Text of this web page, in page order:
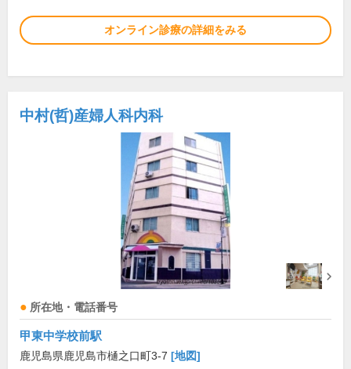
オンライン診療の詳細をみる
中村(哲)産婦人科内科
所在地・電話番号
甲東中学校前駅
鹿児島県鹿児島市樋之口町3-7 [地図]